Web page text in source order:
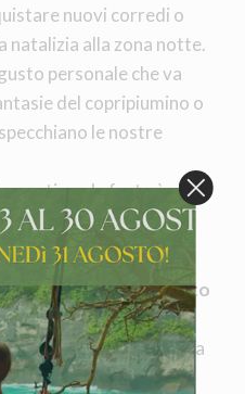
nuovi corredi o
natalizia alla zona notte.
personale che va
del copripiumino o
le nostre
per le feste è
bastano pochi
ai piedi del letto
nei toni neutri come
subito un’atmosfera